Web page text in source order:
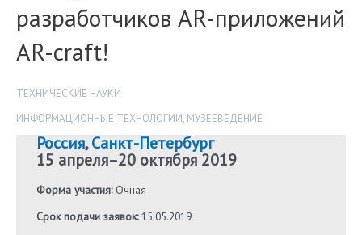
разработчиков AR-приложений
AR-craft!
ТЕХНИЧЕСКИЕ НАУКИ
ИНФОРМАЦИОННЫЕ ТЕХНОЛОГИИ, МУЗЕЕВЕДЕНИЕ
Россия,Санкт-Петербург
15 апреля–20 октября 2019
Форма участия:Очная
Срок подачи заявок:15.05.2019